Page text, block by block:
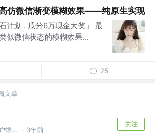
仿微信渐变模糊效果——纯原生实现
计划 . 瓜分6万现金大奖」 最
似微信状态的模糊效果...
25
文章
Android客户端开发 · 3年前
关注